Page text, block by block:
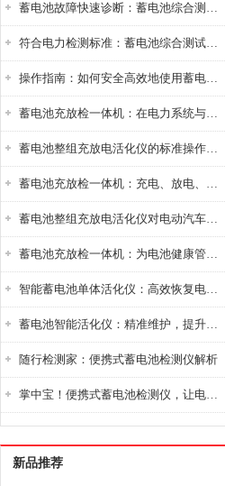
蓄电池故障快速诊断：蓄电池综合测试仪判断落后电池的方法与标准
符合电力检测标准：蓄电池综合测试仪测试规范与精度校准方法详解
操作指南：如何安全高效地使用蓄电池智能活化仪？
蓄电池充放检一体机：在电力系统与储能设备中的创新应用，确保蓄电池性能与可靠性
蓄电池整组充放电活化仪的标准操作流程：从接线设置到充放电参数设定的安全规范
蓄电池充放检一体机：充电、放电、检测三功能集成设备
蓄电池整组充放电活化仪对电动汽车电池有帮助吗？
蓄电池充放检一体机：为电池健康管理提供一站式解决方案
智能蓄电池单体活化仪：高效恢复电池性能，延长蓄电池使用寿命
蓄电池智能活化仪：精准维护，提升电池健康状态
随行检测家：便携式蓄电池检测仪解析
掌中宝！便携式蓄电池检测仪，让电池检测变得简单又快捷！
新品推荐